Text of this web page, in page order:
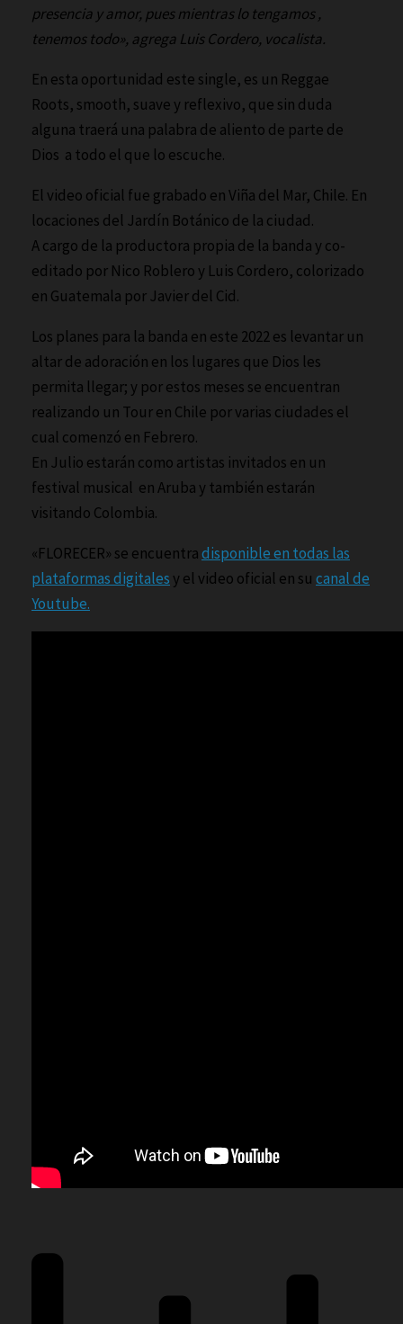
presencia y amor, pues mientras lo tengamos ,
tenemos todo», agrega Luis Cordero, vocalista.
En esta oportunidad este single, es un Reggae
Roots, smooth, suave y reflexivo, que sin duda
alguna traerá una palabra de aliento de parte de
Dios a todo el que lo escuche.
El video oficial fue grabado en Viña del Mar, Chile. En
locaciones del Jardín Botánico de la ciudad.
A cargo de la productora propia de la banda y co-
editado por Nico Roblero y Luis Cordero, colorizado
en Guatemala por Javier del Cid.
Los planes para la banda en este 2022 es levantar un
altar de adoración en los lugares que Dios les
permita llegar; y por estos meses se encuentran
realizando un Tour en Chile por varias ciudades el
cual comenzó en Febrero.
En Julio estarán como artistas invitados en un
festival musical en Aruba y también estarán
visitando Colombia.
«FLORECER» se encuentradisponible en todas las
plataformas digitales y el video oficial en su canal de
Youtube.